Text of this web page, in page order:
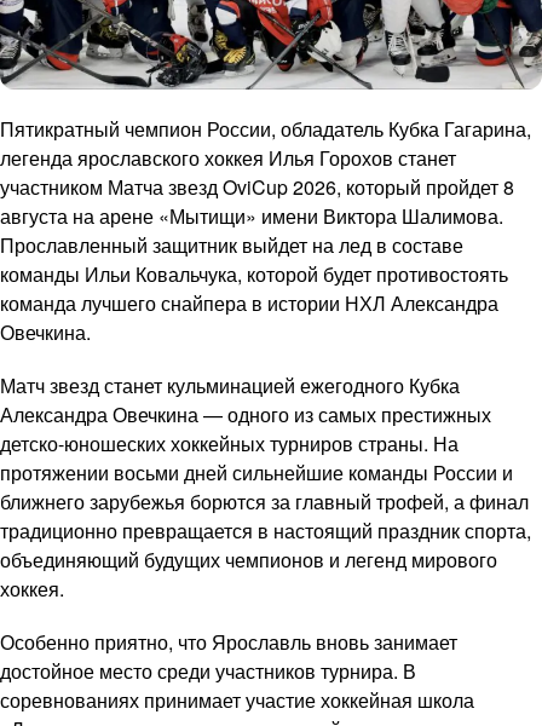
Пятикратный чемпион России, обладатель Кубка Гагарина,
легенда ярославского хоккея Илья Горохов станет
участником Матча звезд OviCup 2026, который пройдет 8
августа на арене «Мытищи» имени Виктора Шалимова.
Прославленный защитник выйдет на лед в составе
команды Ильи Ковальчука, которой будет противостоять
команда лучшего снайпера в истории НХЛ Александра
Овечкина.
Матч звезд станет кульминацией ежегодного Кубка
Александра Овечкина — одного из самых престижных
детско-юношеских хоккейных турниров страны. На
протяжении восьми дней сильнейшие команды России и
ближнего зарубежья борются за главный трофей, а финал
традиционно превращается в настоящий праздник спорта,
объединяющий будущих чемпионов и легенд мирового
хоккея.
Особенно приятно, что Ярославль вновь занимает
достойное место среди участников турнира. В
соревнованиях принимает участие хоккейная школа